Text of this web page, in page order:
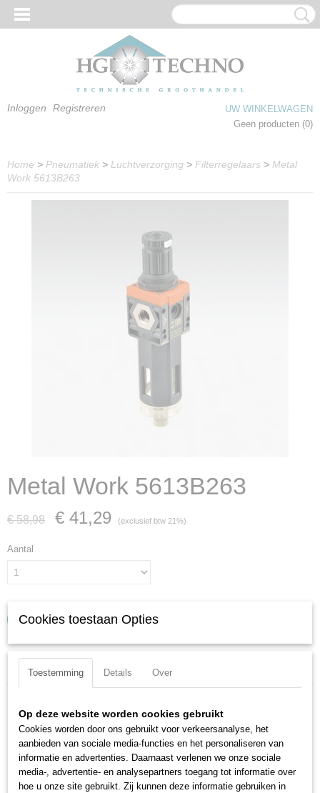
Inloggen Registreren
UW WINKELWAGEN
Geen producten (0)
Home > Pneumatiek > Luchtverzorging > Filterregelaars > Metal
Work 5613B263
Metal Work 5613B263
€ 58,98 € 41,29 (exclusief btw 21%)
Aantal
IN WINKELWAGEN
EAN code
8024986886719
Productcode leverancier
5613B263
Netto gewicht
FR SY1 3/8'' 20 012 RMSA.
Meerdere combinaties van regelbereik, filtratiegraad en aflaat mogelijk..
Merk:Metal Work
Aansluiting:3/8" BSPP
Cookies toestaan Opties
Toestemming Details Over
Op deze website worden cookies gebruikt
Cookies worden door ons gebruikt voor verkeersanalyse, het
aanbieden van sociale media-functies en het personaliseren van
informatie en advertenties. Daarnaast verlenen we onze sociale
media-, advertentie- en analysepartners toegang tot informatie over
hoe u onze site gebruikt. Zij kunnen deze informatie gebruiken in